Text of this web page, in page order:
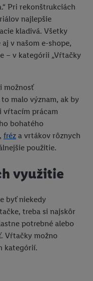
Pri rekonštrukciách
najlepšie
kladivá. Všetky
v našom e-shope,
– v kategórii „Vŕtačky
možnosť
malo význam, ak by
vŕtacím prácam
bohatého
fréz a vrtákov rôznych
použitie.
využitie
byť niekedy
treba si najskôr
potrebné alebo
Vŕtačky možno
kategórií.